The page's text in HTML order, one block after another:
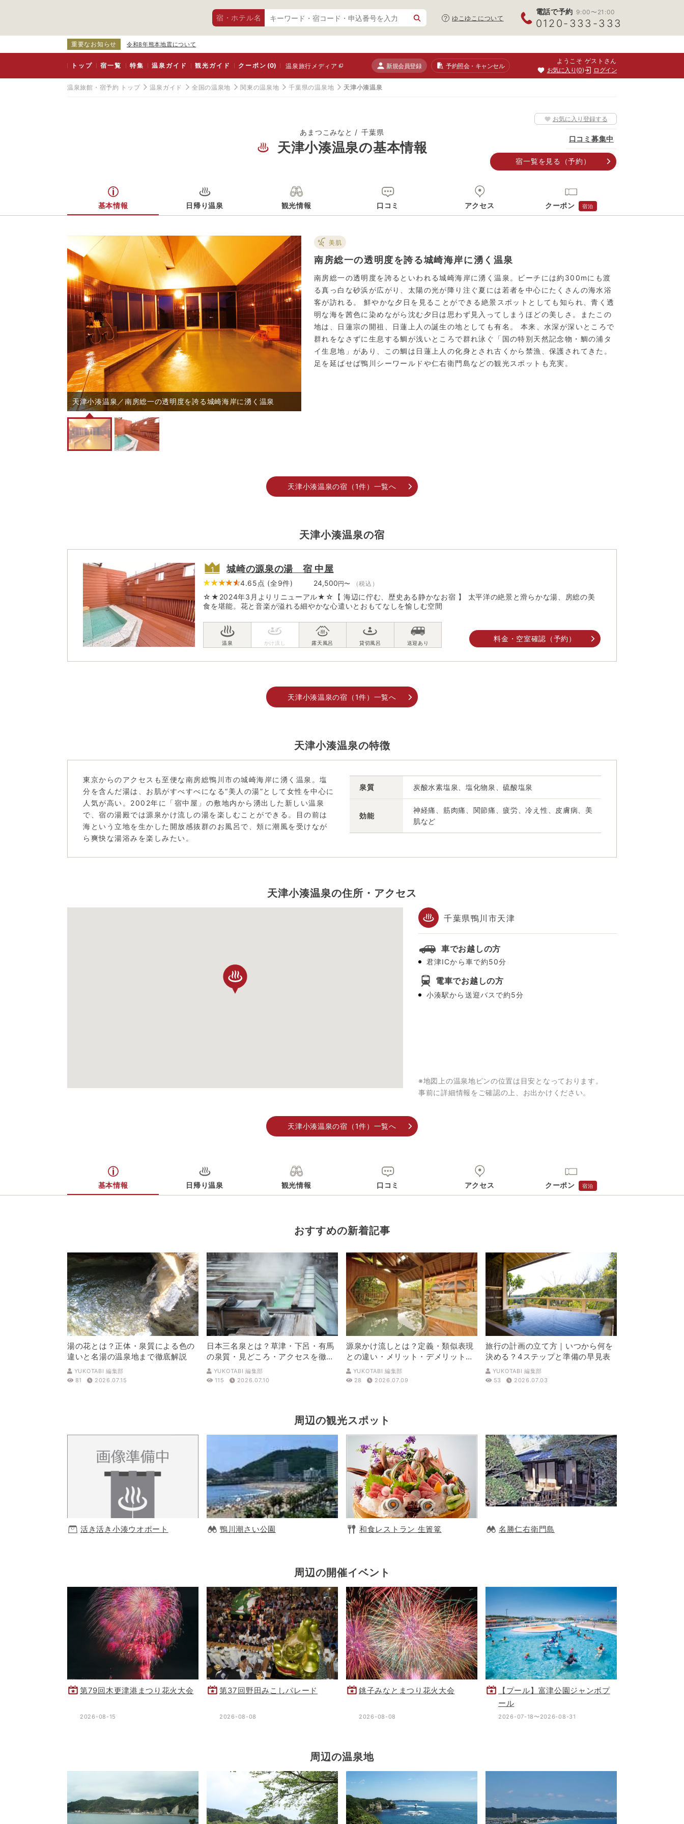
宿・ホテル名 ゆこゆこについて
電話で予約 9:00〜21:00
0120-333-333
重要なお知らせ 令和8年熊本地震について
トップ 宿一覧 特集 温泉ガイド 観光ガイド クーポン(0) 温泉旅行メディア 新規会員登録 予約照会・キャンセル
ようこそ ゲストさん
お気に入り 0 ログイン
温泉旅館・宿予約 トップ 温泉ガイド 全国の温泉地 関東の温泉地 千葉県の温泉地 天津小湊温泉
あまつこみなと 千葉県
天津小湊温泉の基本情報
お気に入り登録する
口コミ募集中
宿一覧を見る （予約）
基本情報 日帰り温泉 観光情報 口コミ アクセス クーポン 宿泊
天津小湊温泉／南房総一の透明度を誇る城崎海岸に湧く温泉
美肌
南房総一の透明度を誇る城崎海岸に湧く温泉
南房総一の透明度を誇るといわれる城崎海岸に湧く温泉。ビーチには約300mにも渡
る真っ白な砂浜が広がり、太陽の光が降り注ぐ夏には若者を中心にたくさんの海水浴
客が訪れる。 鮮やかな夕日を見ることができる絶景スポットとしても知られ、青く透
明な海を茜色に染めながら沈む夕日は思わず見入ってしまうほどの美しさ。またこの
地は、日蓮宗の開祖、日蓮上人の誕生の地としても有名。 本来、水深が深いところで
群れをなさずに生息する鯛が浅いところで群れ泳ぐ「国の特別天然記念物・鯛の浦タ
イ生息地」があり、この鯛は日蓮上人の化身とされ古くから禁漁、保護されてきた。
足を延ばせば鴨川シーワールドや仁右衛門島などの観光スポットも充実。
天津小湊温泉の宿（1件）一覧へ
天津小湊温泉の宿
城崎の源泉の湯 宿 中屋
4.65点 (全9件) 24,500円〜 （税込）
☆★2024年3月よりリニューアル★☆【 海辺に佇む、歴史ある静かなお宿 】 太平洋の絶景と滑らかな湯、房総の美
食を堪能。花と音楽が溢れる細やかな心遣いとおもてなしを愉しむ空間
料金・空室確認（予約）
天津小湊温泉の宿（1件）一覧へ
天津小湊温泉の特徴
東京からのアクセスも至便な南房総鴨川市の城崎海岸に湧く温泉。塩
分を含んだ湯は、お肌がすべすべになる“美人の湯”として女性を中心に
人気が高い。2002年に「宿中屋」の敷地内から湧出した新しい温泉
で、宿の湯殿では源泉かけ流しの湯を楽しむことができる。目の前は
海という立地を生かした開放感抜群のお風呂で、頬に潮風を受けなが
ら爽快な湯浴みを楽しみたい。
泉質 炭酸水素塩泉、塩化物泉、硫酸塩泉
効能
神経痛、筋肉痛、関節痛、疲労、冷え性、皮膚病、美
肌など
天津小湊温泉の住所・アクセス
千葉県鴨川市天津
車でお越しの方
君津ICから車で約50分
電車でお越しの方
小湊駅から送迎バスで約5分
※地図上の温泉地ピンの位置は目安となっております。
事前に詳細情報をご確認の上、お出かけください。
天津小湊温泉の宿（1件）一覧へ
基本情報 日帰り温泉 観光情報 口コミ アクセス クーポン 宿泊
おすすめの新着記事
湯の花とは？正体・泉質による色の
違いと名湯の温泉地まで徹底解説
YUKOTABI 編集部
81
2026.07.15
日本三名泉とは？草津・下呂・有馬
の泉質・見どころ・アクセスを徹底
解説
YUKOTABI 編集部
115
2026.07.10
源泉かけ流しとは？定義・類似表現
との違い・メリット・デメリットを
解説
YUKOTABI 編集部
28
2026.07.09
旅行の計画の立て方｜いつから何を
決める？4ステップと準備の早見表
YUKOTABI 編集部
53
2026.07.03
周辺の観光スポット
活き活き小湊ウオポート 鴨川潮さい公園 和食レストラン 生簀篭 名勝仁右衛門島
周辺の開催イベント
第79回木更津港まつり花火大会
2026-08-15
第37回野田みこしパレード
2026-08-08
銚子みなとまつり花火大会
2026-08-08
【プール】富津公園ジャンボプ
ール
2026-07-18〜2026-08-31
周辺の温泉地